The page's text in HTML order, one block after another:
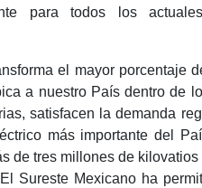
para todos los
el mayor porcentaje
a nuestro País dentro de
satisfacen la demanda
más importante del
de tres millones de
Sureste Mexicano ha